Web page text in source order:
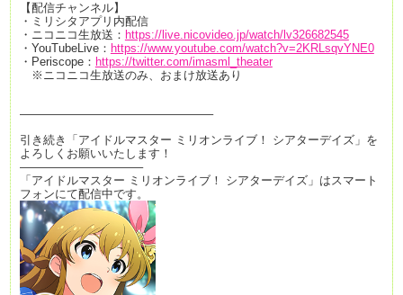
【配信チャンネル】
・ミリシタアプリ内配信
・ニコニコ生放送： https://live.nicovideo.jp/watch/lv326682545
・YouTubeLive： https://www.youtube.com/watch?v=2KRLsqvYNE0
・Periscope： https://twitter.com/imasml_theater
※ニコニコ生放送のみ、おまけ放送あり
————————————————–
引き続き「アイドルマスター ミリオンライブ！ シアターデイズ」を
よろしくお願いいたします！
——————————–
「アイドルマスター ミリオンライブ！ シアターデイズ」はスマート
フォンにて配信中です。